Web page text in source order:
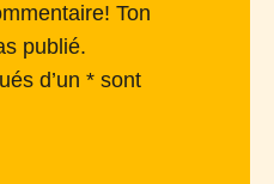
Ton
publié.
d’un * sont